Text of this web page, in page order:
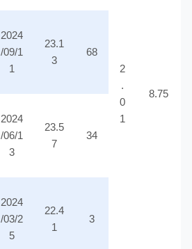
2
.
0
1
8.75
2024
/09/1
1
23.1
3
68
2024
/06/1
3
23.5
7
34
2024
/03/2
5
22.4
1
3